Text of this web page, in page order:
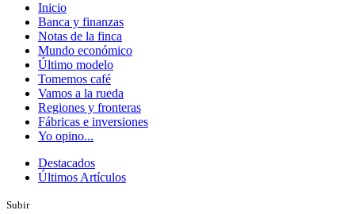
Inicio
Banca y finanzas
Notas de la finca
Mundo económico
Último modelo
Tomemos café
Vamos a la rueda
Regiones y fronteras
Fábricas e inversiones
Yo opino...
Destacados
Últimos Artículos
Subir